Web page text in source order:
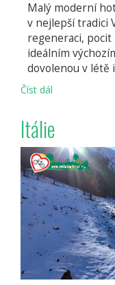
Malý moderní
v nejlepší tradici
regeneraci, pocit
ideálním
dovolenou v létě
Číst dál
Itálie